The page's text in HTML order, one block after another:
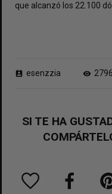
que alcanzó los 22.100
perm_contact_calendar esenzzia visibility
SI TE HA